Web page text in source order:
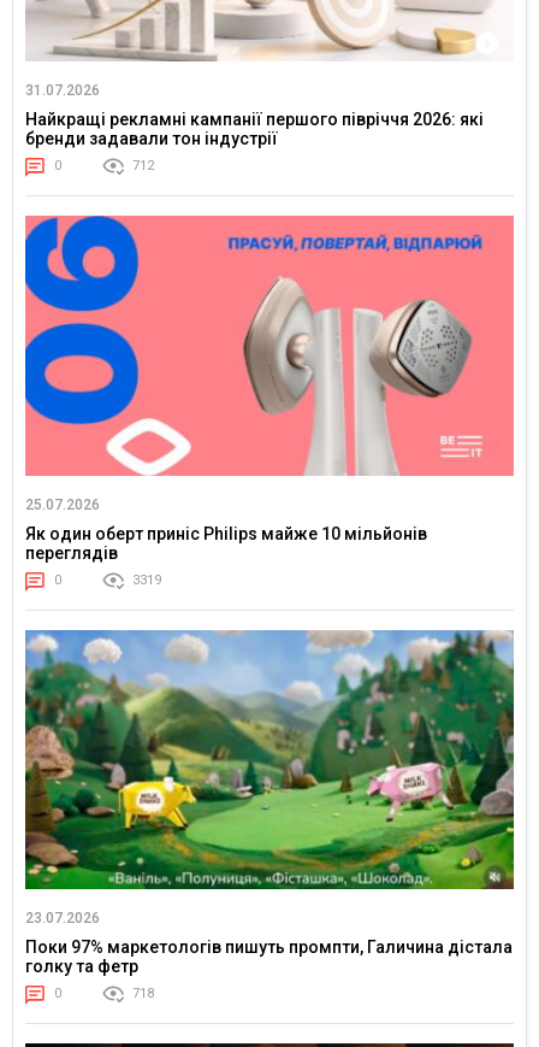
31.07.2026
Найкращі рекламні кампанії першого півріччя 2026: які
бренди задавали тон індустрії
0 712
25.07.2026
Як один оберт приніс Philips майже 10 мільйонів
переглядів
0 3319
23.07.2026
Поки 97% маркетологів пишуть промпти, Галичина дістала
голку та фетр
0 718